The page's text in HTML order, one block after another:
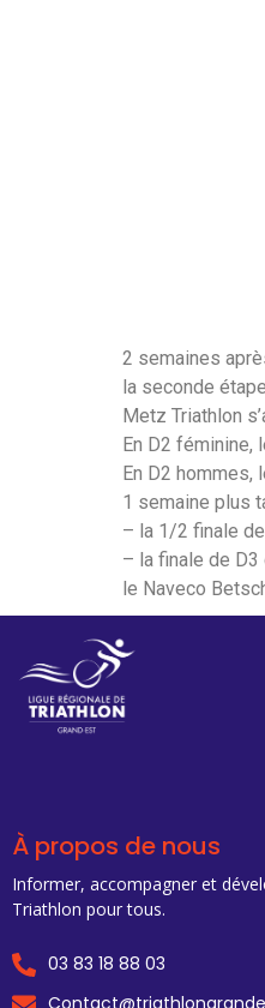
2 semaines
la seconde
Metz Triathlon
En D2 féminine,
En D2 hommes,
1 semaine plus
– la 1/2 finale
– la finale de D3
le Naveco
À propos de nous
Informer, accompagner et
Triathlon pour tous.
03 83 18 88 03